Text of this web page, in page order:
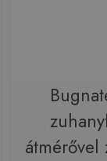
átmérővel